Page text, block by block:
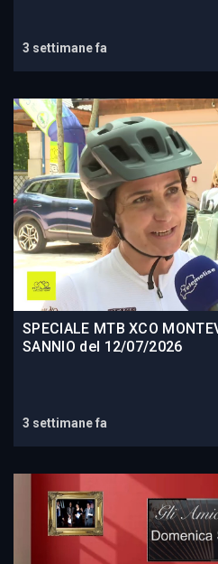
3 settimane fa
SPECIALE MTB XCO
SANNIO del 12/07/2026
3 settimane fa